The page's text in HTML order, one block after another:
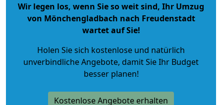
Wir legen los, wenn Sie so weit sind, Ihr Umzug
von Mönchengladbach nach Freudenstadt
wartet auf Sie!
Holen Sie sich kostenlose und natürlich
unverbindliche Angebote, damit Sie Ihr Budget
besser planen!
Kostenlose Angebote erhalten